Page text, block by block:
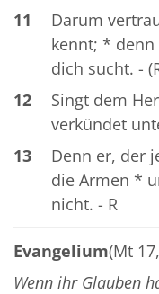
11
Darum
kennt; * denn
dich sucht. -
12
Singt dem
verkündet
13
Denn er, der
die Armen *
nicht. - R
Evangelium(Mt
Wenn ihr Glauben